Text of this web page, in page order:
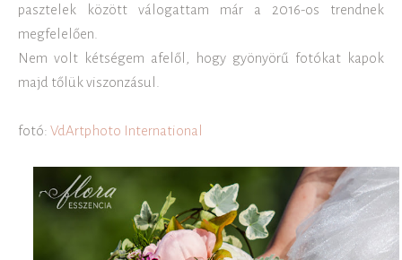
pasztelek között válogattam már a 2016-os trendnek
megfelelően.
Nem volt kétségem afelől, hogy gyönyörű fotókat kapok
majd tőlük viszonzásul.
fotó: VdArtphoto International